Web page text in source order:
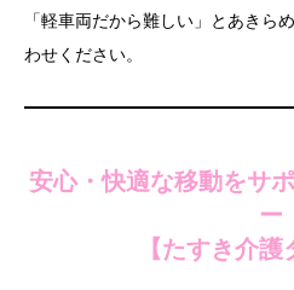
「軽車両だから難しい」とあきら
わせください。
安心・快適な移動をサ
ー
【たすき介護